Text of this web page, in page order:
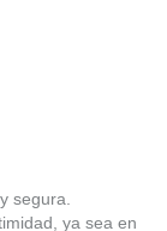
segura.
ya sea en